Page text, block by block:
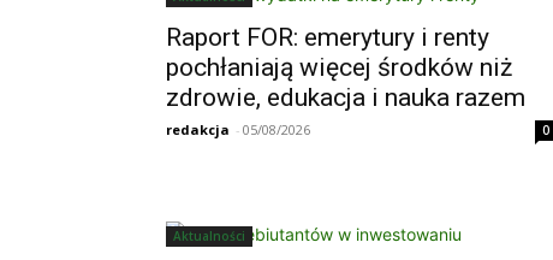
Raport FOR: emerytury i renty
pochłaniają więcej środków niż
zdrowie, edukacja i nauka razem
redakcja - 05/08/2026 0
Aktualności